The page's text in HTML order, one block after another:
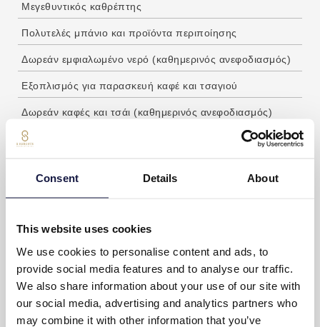
Consent Details About
This website uses cookies
We use cookies to personalise content and ads, to
provide social media features and to analyse our traffic.
We also share information about your use of our site with
our social media, advertising and analytics partners who
may combine it with other information that you’ve
Μεγεθυντικός καθρέπτης
Πολυτελές μπάνιο και προϊόντα περιποίησης
Δωρεάν εμφιαλωμένο νερό (καθημερινός ανεφοδιασμός)
Εξοπλισμός για παρασκευή καφέ και τσαγιού
Δωρεάν καφές και τσάι (καθημερινός ανεφοδιασμός)
Ιδιωτικό επιπλωμένο μπαλκόνι
HIGHLIGHTS ΔΩΜΑΤΙΟΥ